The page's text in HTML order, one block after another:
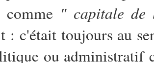
" capitale
: c'était toujours au
ou administratif